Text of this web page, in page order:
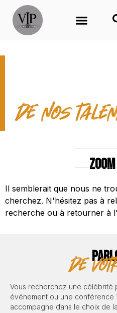
LES TEMPS
de nos
Il semblerait que nous ne
cherchez. N'hésitez pas à
recherche ou à retourner à
de
Vous recherchez une célébrité
événement ou une conférence
accompagne dans le choix de